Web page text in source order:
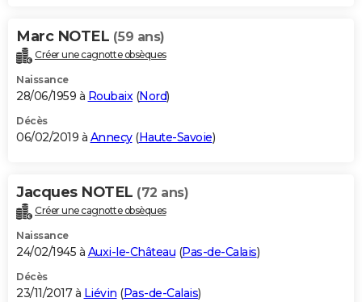
Marc NOTEL (59 ans)
Créer une cagnotte obsèques
Naissance
28/06/1959 à Roubaix(Nord)
Décès
06/02/2019 à Annecy(Haute-Savoie)
Jacques NOTEL (72 ans)
Créer une cagnotte obsèques
Naissance
24/02/1945 à Auxi-le-Château (Pas-de-Calais)
Décès
23/11/2017 à Liévin (Pas-de-Calais)